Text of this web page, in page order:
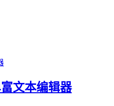
文本编辑器